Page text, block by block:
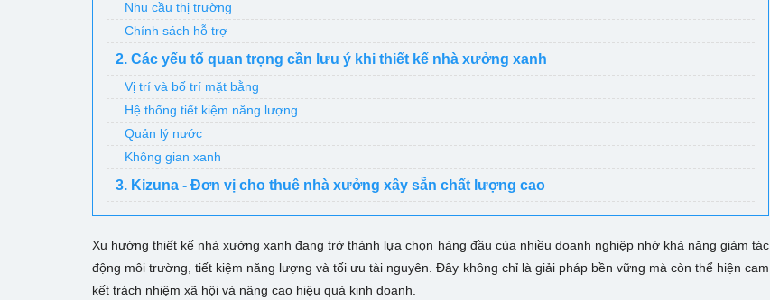
Nhu cầu thị trường
Chính sách hỗ trợ
2. Các yếu tố quan trọng cần lưu ý khi thiết kế nhà xưởng xanh
Vị trí và bố trí mặt bằng
Hệ thống tiết kiệm năng lượng
Quản lý nước
Không gian xanh
3. Kizuna - Đơn vị cho thuê nhà xưởng xây sẵn chất lượng cao
Xu hướng thiết kế nhà xưởng xanh đang trở thành lựa chọn hàng đầu của nhiều doanh nghiệp nhờ khả năng giảm tác
động môi trường, tiết kiệm năng lượng và tối ưu tài nguyên. Đây không chỉ là giải pháp bền vững mà còn thể hiện cam
kết trách nhiệm xã hội và nâng cao hiệu quả kinh doanh.